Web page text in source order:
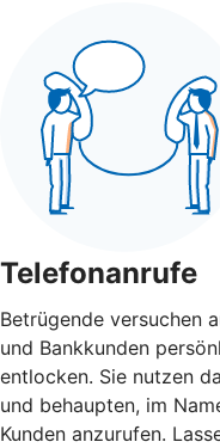
Telefonanrufe
Betrügende versuchen
und Bankkunden
entlocken. Sie nutzen
und behaupten, im
Kunden anzurufen.